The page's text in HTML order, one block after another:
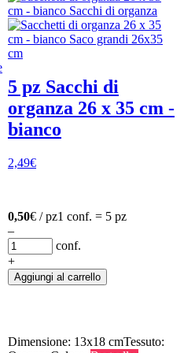
5 pz Sacchi di
organza 26 x 35 cm -
bianco
2,49€
0,50€ / pz1 conf. = 5 pz
–
conf.
+
Aggiungi al carrello
Dimensione: 13x18 cmTessuto: